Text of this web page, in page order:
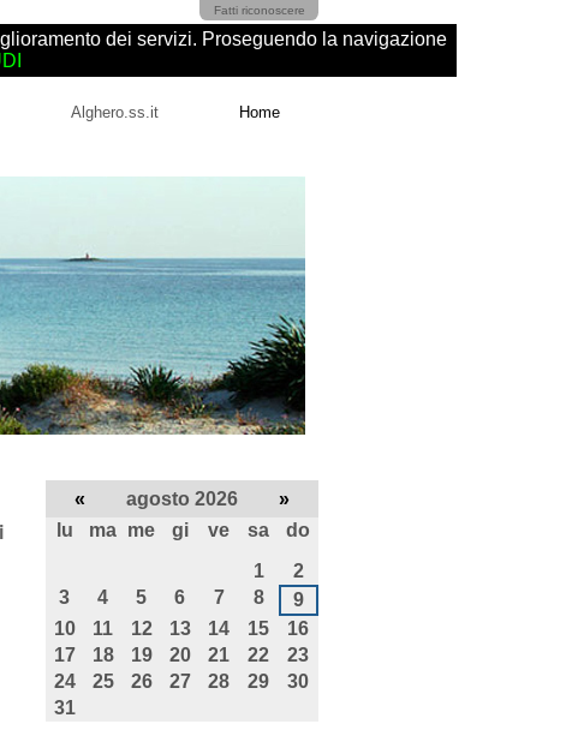
Fatti riconoscere
Alghero.ss.it Home
« agosto 2026 »
lu ma me gi ve sa
do
1
2
3
4 5 6 7 8
9
10
11 12 13 14 15
16
17
18 19 20 21 22
23
24
25 26 27 28 29
30
31
dei servizi. Proseguendo la navigazione